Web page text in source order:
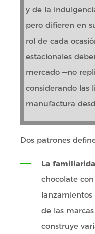
y de la
pero difieren en
rol de cada
estacionales
mercado —no
considerando las
manufactura
Dos patrones
La
chocolate
de las
construye